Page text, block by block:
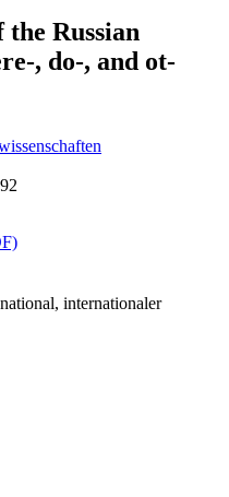
the Russian
, do-, and ot-
internationaler